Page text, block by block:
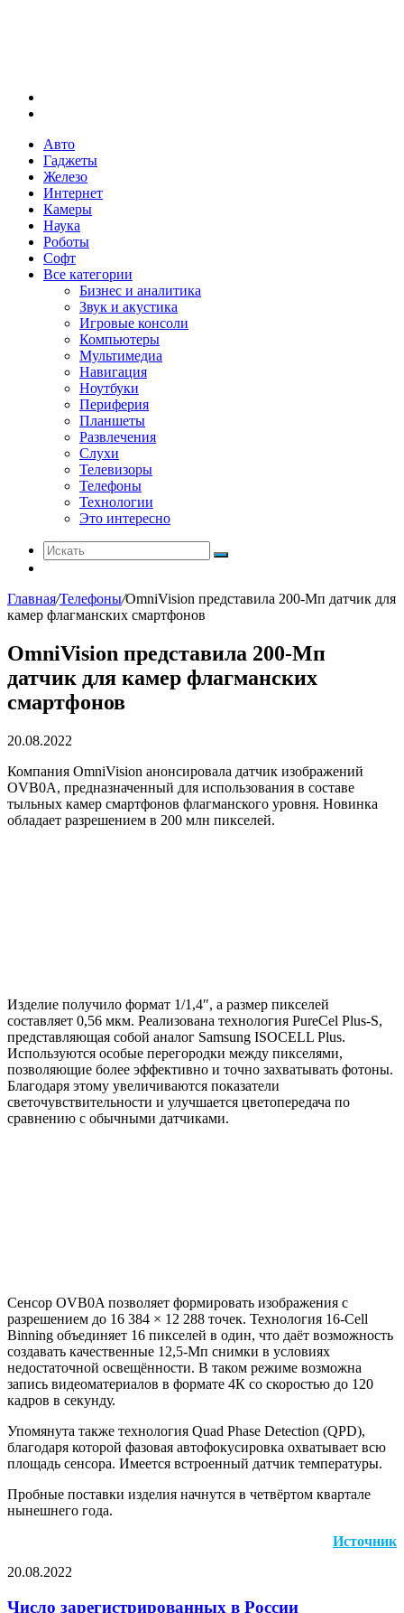
Авто
Гаджеты
Железо
Интернет
Камеры
Наука
Роботы
Софт
Все категории
Бизнес и аналитика
Звук и акустика
Игровые консоли
Компьютеры
Мультимедиа
Навигация
Ноутбуки
Периферия
Планшеты
Развлечения
Слухи
Телевизоры
Телефоны
Технологии
Это интересно
Искать
Главная/Телефоны/OmniVision представила 200-Мп датчик для
камер флагманских смартфонов
OmniVision представила 200-Мп
датчик для камер флагманских
смартфонов
20.08.2022
Компания OmniVision анонсировала датчик изображений
OVB0A, предназначенный для использования в составе
тыльных камер смартфонов флагманского уровня. Новинка
обладает разрешением в 200 млн пикселей.
Изделие получило формат 1/1,4″, а размер пикселей
составляет 0,56 мкм. Реализована технология PureCel Plus-S,
представляющая собой аналог Samsung ISOCELL Plus.
Используются особые перегородки между пикселями,
позволяющие более эффективно и точно захватывать фотоны.
Благодаря этому увеличиваются показатели
светочувствительности и улучшается цветопередача по
сравнению с обычными датчиками.
Сенсор OVB0A позволяет формировать изображения с
разрешением до 16 384 × 12 288 точек. Технология 16-Cell
Binning объединяет 16 пикселей в один, что даёт возможность
создавать качественные 12,5-Мп снимки в условиях
недостаточной освещённости. В таком режиме возможна
запись видеоматериалов в формате 4К со скоростью до 120
кадров в секунду.
Упомянута также технология Quad Phase Detection (QPD),
благодаря которой фазовая автофокусировка охватывает всю
площадь сенсора. Имеется встроенный датчик температуры.
Пробные поставки изделия начнутся в четвёртом квартале
нынешнего года.
Источник
20.08.2022
через
Число зарегистрированных в России